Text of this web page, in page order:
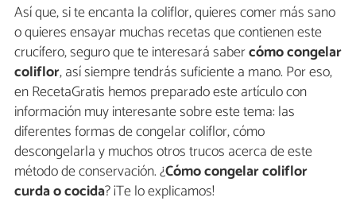
Así que, si te encanta la coliflor, quieres comer más sano
o quieres ensayar muchas recetas que contienen este
crucífero, seguro que te interesará sabercómo congelar
coliflor, así siempre tendrás suficiente a mano. Por eso,
en RecetaGratis hemos preparado este artículo con
información muy interesante sobre este tema: las
diferentes formas de congelar coliflor, cómo
descongelarla y muchos otros trucos acerca de este
método de conservación. ¿Cómo congelar coliflor
curda o cocida? ¡Te lo explicamos!